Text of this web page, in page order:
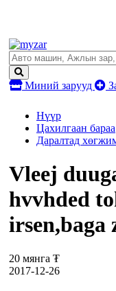
Миний зарууд
Нүүр
Цахилгаан бараа
Даралтад
Vleej
hvvhded
irsen,baga
20 мянга ₮
2017-12-26